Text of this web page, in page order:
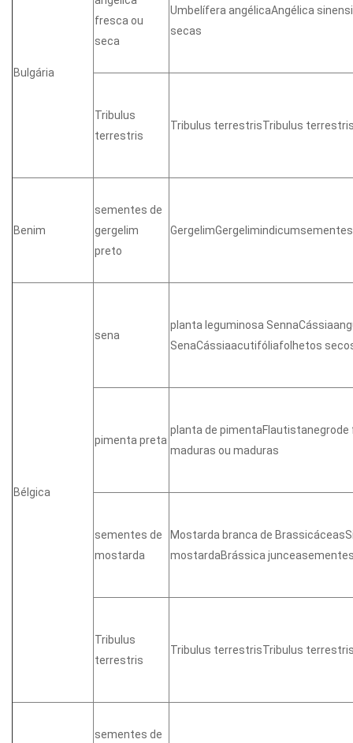
Bulgária
fresca ou
seca
Umbelífera angélicaAngélica
secas
Tribulus
terrestris
Tribulus terrestrisTribulus
Benim
sementes de
gergelim
preto
Bélgica
sena
planta leguminosa
SenaCássiaacutifóliafolhetos
pimenta preta
planta de
maduras ou maduras
sementes de
mostarda
Mostarda branca de
mostardaBrássica
Tribulus
terrestris
Tribulus terrestrisTribulus
sementes de